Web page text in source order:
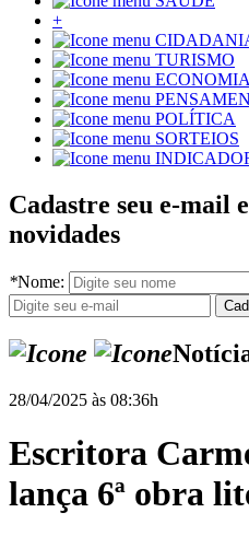
+
TURISMO
ECONOMIA
POLÍTICA
SORTEIOS
Cadastre seu e-mail
novidades
*Nome:
28/04/2025 às 08:36h
Escritora
lança 6ª obra